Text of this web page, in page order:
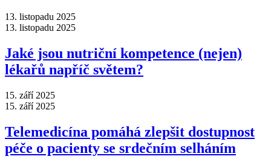
13. listopadu 2025
13. listopadu 2025
Jaké jsou nutriční kompetence (nejen)
lékařů napříč světem?
15. září 2025
15. září 2025
Telemedicína pomáhá zlepšit dostupnost
péče o pacienty se srdečním selháním